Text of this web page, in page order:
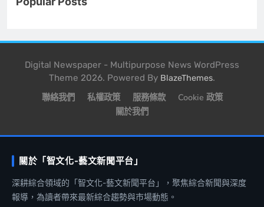
Digital Newspaper - Multipurpose News WordPress
Theme 2026. Powered By BlazeThemes.
聯絡我們 私權政策 服務條款
Cookie 政策
關於我們
關於「智文化-藝文新聞平台」
深耕綜合領域的「智文化-藝文新聞平台」，聚焦綜合新聞與深度
報導，為讀者帶來最新綜合趨勢與市場動態。